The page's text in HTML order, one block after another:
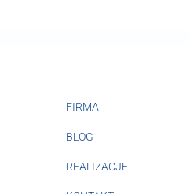
FIRMA
BLOG
REALIZACJE